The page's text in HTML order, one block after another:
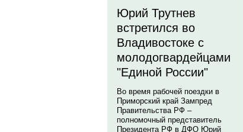
Юрий Трутнев
встретился во
Владивостоке с
молодогвардейцами
"Единой России"
Во время рабочей поездки в
Приморский край Зампред
Правительства РФ –
полномочный представитель
Президента РФ в ДФО Юрий